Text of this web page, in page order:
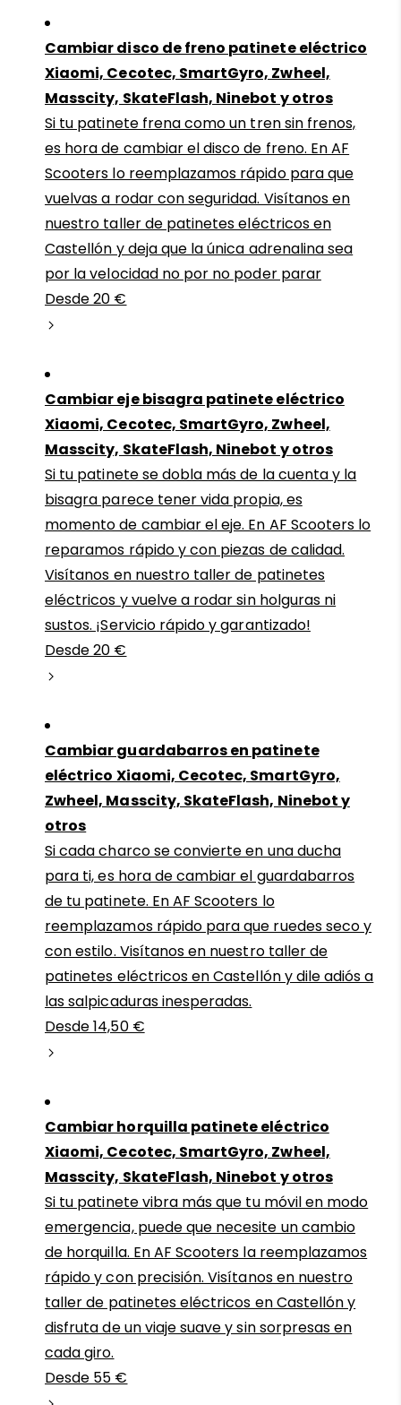
Cambiar disco de freno patinete eléctrico
Xiaomi, Cecotec, SmartGyro, Zwheel,
Masscity, SkateFlash, Ninebot y otros
Si tu patinete frena como un tren sin frenos,
es hora de cambiar el disco de freno. En AF
Scooters lo reemplazamos rápido para que
vuelvas a rodar con seguridad. Visítanos en
nuestro taller de patinetes eléctricos en
Castellón y deja que la única adrenalina sea
por la velocidad no por no poder parar
Desde 20 €
Cambiar eje bisagra patinete eléctrico
Xiaomi, Cecotec, SmartGyro, Zwheel,
Masscity, SkateFlash, Ninebot y otros
Si tu patinete se dobla más de la cuenta y la
bisagra parece tener vida propia, es
momento de cambiar el eje. En AF Scooters lo
reparamos rápido y con piezas de calidad.
Visítanos en nuestro taller de patinetes
eléctricos y vuelve a rodar sin holguras ni
sustos. ¡Servicio rápido y garantizado!
Desde 20 €
Cambiar guardabarros en patinete
eléctrico Xiaomi, Cecotec, SmartGyro,
Zwheel, Masscity, SkateFlash, Ninebot y
otros
Si cada charco se convierte en una ducha
para ti, es hora de cambiar el guardabarros
de tu patinete. En AF Scooters lo
reemplazamos rápido para que ruedes seco y
con estilo. Visítanos en nuestro taller de
patinetes eléctricos en Castellón y dile adiós a
las salpicaduras inesperadas.
Desde 14,50 €
Cambiar horquilla patinete eléctrico
Xiaomi, Cecotec, SmartGyro, Zwheel,
Masscity, SkateFlash, Ninebot y otros
Si tu patinete vibra más que tu móvil en modo
emergencia, puede que necesite un cambio
de horquilla. En AF Scooters la reemplazamos
rápido y con precisión. Visítanos en nuestro
taller de patinetes eléctricos en Castellón y
disfruta de un viaje suave y sin sorpresas en
cada giro.
Desde 55 €